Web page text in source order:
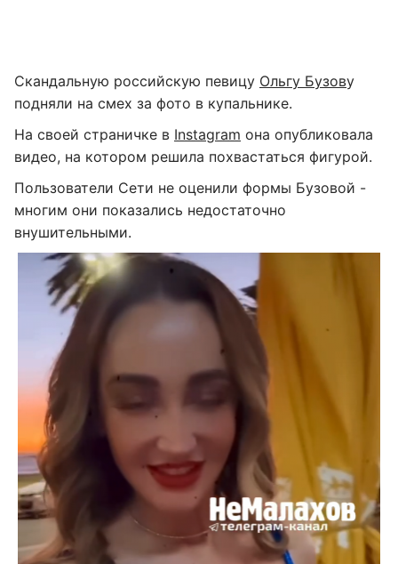
Скандальную российскую певицу Ольгу Бузову
подняли на смех за фото в купальнике.
На своей страничке в Instagram она опубликовала
видео, на котором решила похвастаться фигурой.
Пользователи Сети не оценили формы Бузовой -
многим они показались недостаточно
внушительными.